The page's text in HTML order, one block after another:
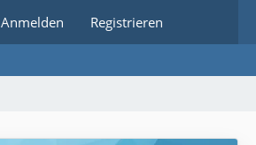
Anmelden Registrieren